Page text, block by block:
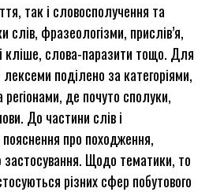
так і словосполучення та
слів, фразеологізми, прислів’я,
кліше, слова-паразити тощо. Для
лексеми поділено за категоріями,
де почуто сполуки,
До частини слів і
про походження,
Щодо тематики, то
різних сфер побутового